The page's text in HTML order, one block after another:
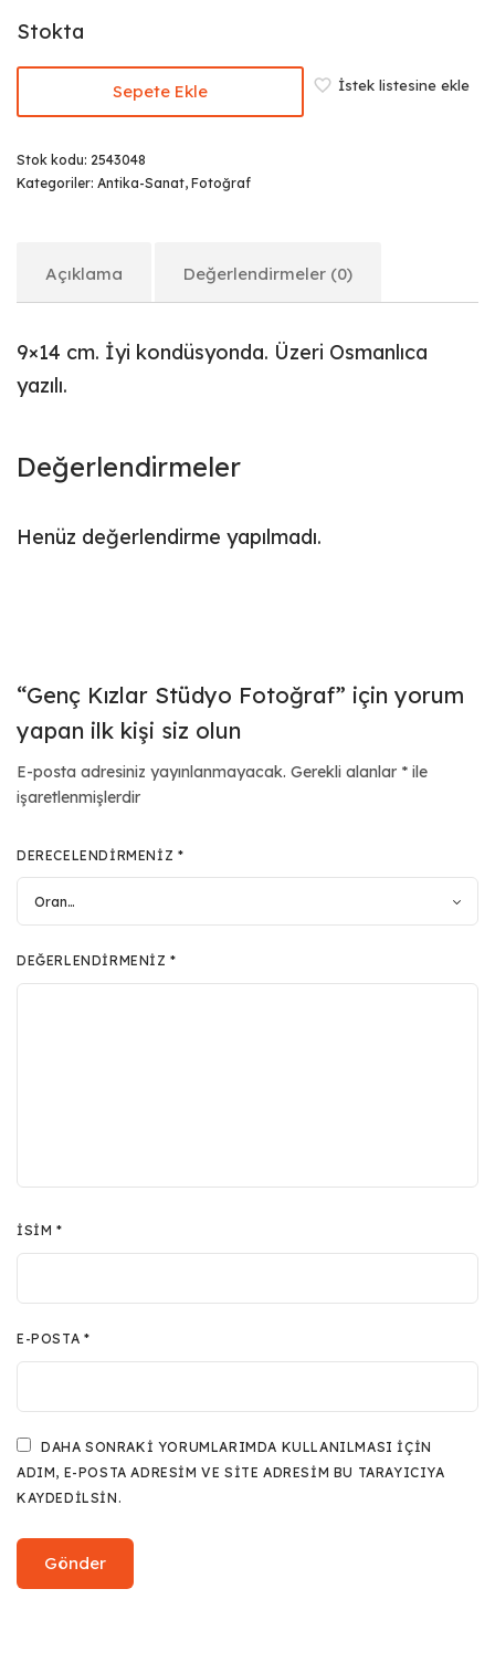
Stokta
Sepete Ekle İstek listesine ekle
Stok kodu: 2543048
Kategoriler: Antika-Sanat, Fotoğraf
Açıklama Değerlendirmeler (0)
9×14 cm. İyi kondüsyonda. Üzeri Osmanlıca
yazılı.
Değerlendirmeler
Henüz değerlendirme yapılmadı.
“Genç Kızlar Stüdyo Fotoğraf” için yorum
yapan ilk kişi siz olun
E-posta adresiniz yayınlanmayacak. Gerekli alanlar * ile
işaretlenmişlerdir
DERECELENDIRMENIZ *
DEĞERLENDIRMENIZ*
İSIM*
E-POSTA *
DAHA SONRAKI YORUMLARIMDA KULLANILMASI IÇIN
ADIM, E-POSTA ADRESIM VE SITE ADRESIM BU TARAYICIYA
KAYDEDILSIN.